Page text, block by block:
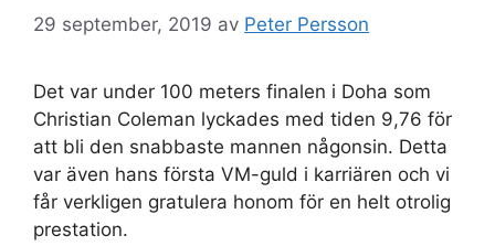
29 september, 2019 av Peter Persson
Det var under 100 meters finalen i Doha som
Christian Coleman lyckades med tiden 9,76 för
att bli den snabbaste mannen någonsin. Detta
var även hans första VM-guld i karriären och vi
får verkligen gratulera honom för en helt otrolig
prestation.